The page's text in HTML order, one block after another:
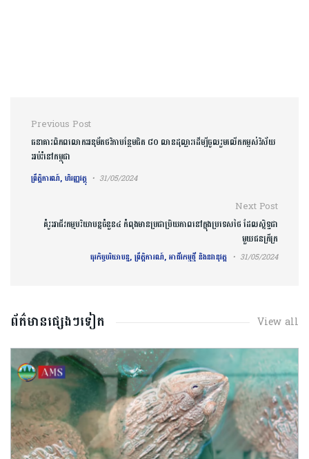
Post navigation
Previous Post
ធនាគារពិភពលោកអនុម័តថវិកាបន្ថែមជិត ៨០ លានដុល្លារដើម្បីចូលរួមលើកកម្ពស់វិស័យ
អប់រំនៅកម្ពុជា
ព្រឹត្តិការណ៍, ហិរញ្ញវត្ថុ 31/05/2024
Next Post
គំរូអាជីវកម្មបរិយាបន្នចំនួន៤ កំពុងមានប្រជាប្រិយភាពនៅក្នុងប្រទេសថៃ ដែលស្និទ្ធជា
មួយជនក្រីក្រ
ធុរកិច្ចបរិយាបន្ន, ព្រឹត្តិការណ៍, អាជីវកម្មថ្មី និងនវានុវត្ត 31/05/2024
ព័ត៌មានផ្សេងៗទៀត View all